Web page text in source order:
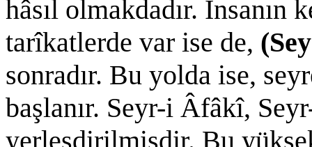
hâsıl olmakdadır. İnsanın
tarîkatlerde var ise de,
sonradır. Bu yolda ise,
başlanır. Seyr-i Âfâkî,
yerleşdirilmişdir. Bu